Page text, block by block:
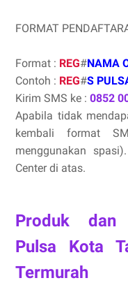
FORMAT
Format : REG#NAMA
Contoh : REG#S
Kirim SMS ke : 0852
Apabila tidak
kembali format
menggunakan
Center di atas.
Produk dan
Pulsa Kota
Termurah